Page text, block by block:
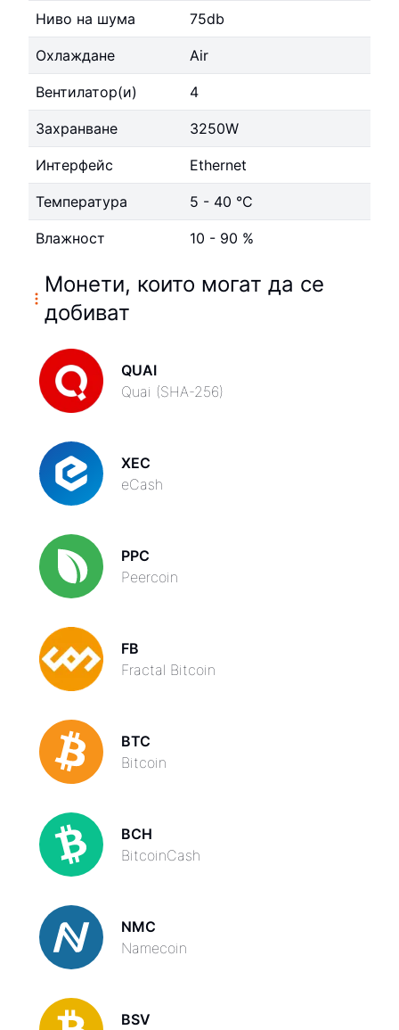
Ниво на шума 75db
Охлаждане Air
Вентилатор(и) 4
Захранване 3250W
Интерфейс Ethernet
Температура 5 - 40 °C
Влажност 10 - 90 %
Монети, които могат да се
добиват
QUAI
Quai (SHA-256)
XEC
eCash
PPC
Peercoin
FB
Fractal Bitcoin
BTC
Bitcoin
BCH
BitcoinCash
NMC
Namecoin
BSV